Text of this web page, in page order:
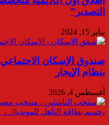
التصدير”
يناير 15, 2024
بنظام الإيجار
أغسطس 4, 2026